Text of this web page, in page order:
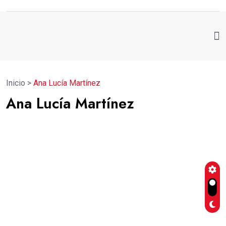
Inicio > Ana Lucía Martínez
Ana Lucía Martínez